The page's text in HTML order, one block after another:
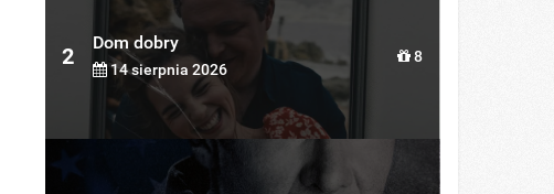
2
Dom dobry
14 sierpnia 2026
8